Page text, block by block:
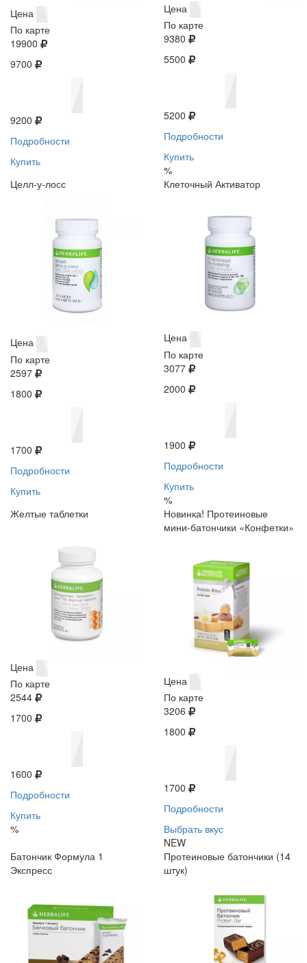
Цена
По карте
19900
9700
9200
Подробности
Купить
Цена
По карте
9380
5500
5200
Подробности
Купить
%
Целл-у-лосс
Цена
По карте
2597
1800
1700
Подробности
Купить
Клеточный Активатор
Цена
По карте
3077
2000
1900
Подробности
Купить
%
Желтые таблетки
Цена
По карте
2544
1700
1600
Подробности
Купить
%
Новинка! Протеиновые
мини-батончики «Конфетки»
Цена
По карте
3206
1800
1700
Подробности
Выбрать вкус
NEW
Батончик Формула 1
Экспресс
Протеиновые батончики (14
штук)